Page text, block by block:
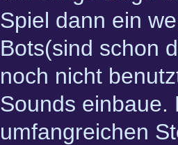
Spiel dann ein
Bots(sind schon
noch nicht
Sounds einbaue.
umfangreichen